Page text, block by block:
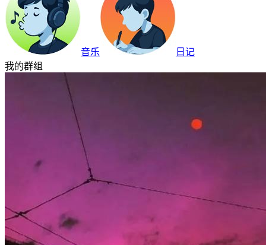
音乐
日记
我的群组